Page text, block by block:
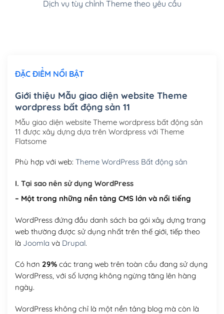
Cài đặt SMTP Mail cho site Wordpress(+100,000₫)
Mua thêm Host + Tên miền
Tên miền quốc tế .com .net .org (1 năm)
Tên miền Việt Nam .vn (1 năm)
Hosting 2GB SSD (1 năm)(+450,000₫)
Hosting 8GB SSD (1 năm) (+950,000₫)
Dịch vụ tùy chỉnh Theme theo yêu cầu
ĐẶC ĐIỂM NỔI BẬT
Giới thiệu Mẫu giao diện website Theme
wordpress bất động sản 11
Mẫu giao diện website Theme wordpress bất động sản
11 được xây dựng dựa trên Wordpress với Theme
Flatsome
Phù hợp với web: Theme WordPress Bất động sản
I. Tại sao nên sử dụng WordPress
– Một trong những nền tảng CMS lớn và nổi tiếng
WordPress đứng đầu danh sách ba gói xây dựng trang
web thường được sử dụng nhất trên thế giới, tiếp theo
là Joomla và Drupal.
Có hơn 29%các trang web trên toàn cầu đang sử dụng
WordPress, với số lượng không ngừng tăng lên hàng
ngày.
WordPress không chỉ là một nền tảng blog mà còn là